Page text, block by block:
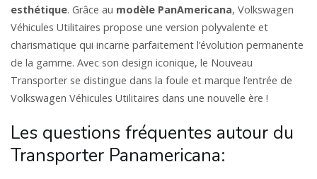
esthétique. Grâce au modèle PanAmericana, Volkswagen
Véhicules Utilitaires propose une version polyvalente et
charismatique qui incarne parfaitement l’évolution permanente
de la gamme. Avec son design iconique, le Nouveau
Transporter se distingue dans la foule et marque l’entrée de
Volkswagen Véhicules Utilitaires dans une nouvelle ère !
Les questions fréquentes autour du
Transporter Panamericana: